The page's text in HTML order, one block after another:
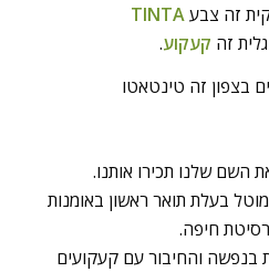
זה צבעTINTA
זה קעקוע.
בצפון זה טינטאטו
השם שלנו תכירו אותנו.
בעלת תואר ראשון באומנות
חיפה.
בנפשה והחיבור עם קעקועים